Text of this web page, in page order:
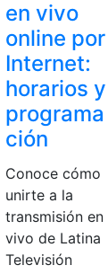
en vivo
online por
Internet:
horarios y
programa
ción
Conoce cómo
unirte a la
transmisión en
vivo de Latina
Televisión